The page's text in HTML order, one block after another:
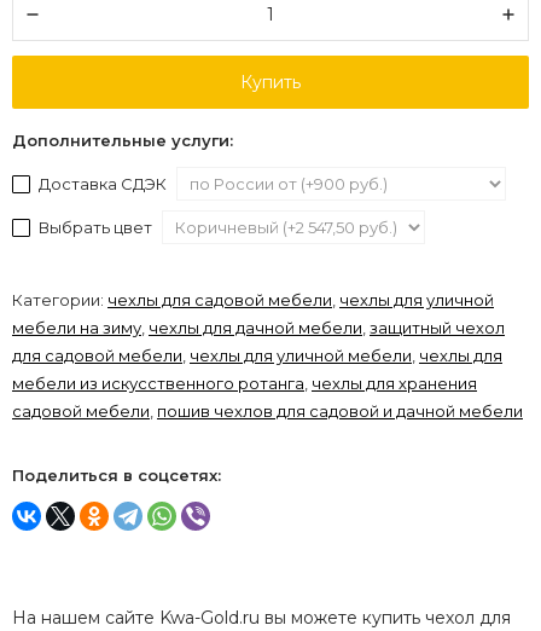
Купить
Дополнительные услуги:
Доставка СДЭК
Выбрать цвет
Категории: чехлы для садовой мебели чехлы для уличной
мебели на зиму чехлы для дачной мебели защитный чехол
для садовой мебели чехлы для уличной мебели чехлы для
мебели из искусственного ротанга чехлы для хранения
садовой мебели пошив чехлов для садовой и дачной мебели
Поделиться в соцсетях:
На нашем сайте Kwa-Gold.ru вы можете купить чехол для